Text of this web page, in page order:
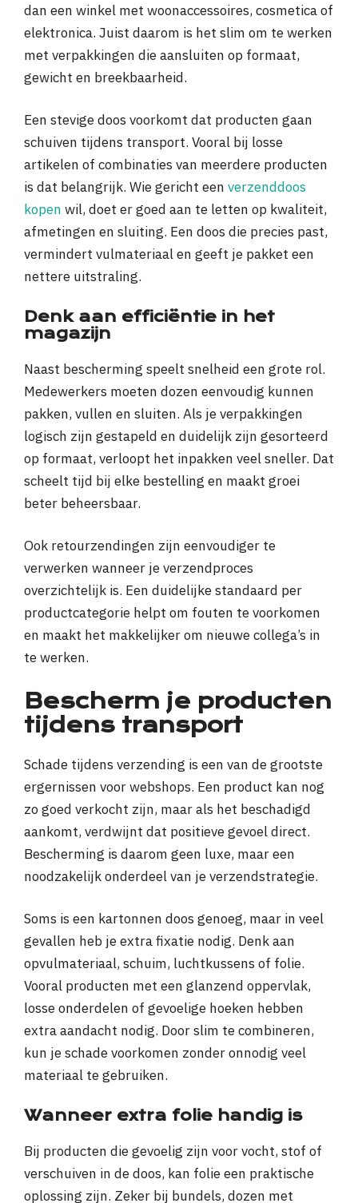
dan een winkel met woonaccessoires, cosmetica of
elektronica. Juist daarom is het slim om te werken
met verpakkingen die aansluiten op formaat,
gewicht en breekbaarheid.
Een stevige doos voorkomt dat producten gaan
schuiven tijdens transport. Vooral bij losse
artikelen of combinaties van meerdere producten
is dat belangrijk. Wie gericht een verzenddoos
kopen wil, doet er goed aan te letten op kwaliteit,
afmetingen en sluiting. Een doos die precies past,
vermindert vulmateriaal en geeft je pakket een
nettere uitstraling.
Denk aan efficiëntie in het
magazijn
Naast bescherming speelt snelheid een grote rol.
Medewerkers moeten dozen eenvoudig kunnen
pakken, vullen en sluiten. Als je verpakkingen
logisch zijn gestapeld en duidelijk zijn gesorteerd
op formaat, verloopt het inpakken veel sneller. Dat
scheelt tijd bij elke bestelling en maakt groei
beter beheersbaar.
Ook retourzendingen zijn eenvoudiger te
verwerken wanneer je verzendproces
overzichtelijk is. Een duidelijke standaard per
productcategorie helpt om fouten te voorkomen
en maakt het makkelijker om nieuwe collega’s in
te werken.
Bescherm je producten
tijdens transport
Schade tijdens verzending is een van de grootste
ergernissen voor webshops. Een product kan nog
zo goed verkocht zijn, maar als het beschadigd
aankomt, verdwijnt dat positieve gevoel direct.
Bescherming is daarom geen luxe, maar een
noodzakelijk onderdeel van je verzendstrategie.
Soms is een kartonnen doos genoeg, maar in veel
gevallen heb je extra fixatie nodig. Denk aan
opvulmateriaal, schuim, luchtkussens of folie.
Vooral producten met een glanzend oppervlak,
losse onderdelen of gevoelige hoeken hebben
extra aandacht nodig. Door slim te combineren,
kun je schade voorkomen zonder onnodig veel
materiaal te gebruiken.
Wanneer extra folie handig is
Bij producten die gevoelig zijn voor vocht, stof of
verschuiven in de doos, kan folie een praktische
oplossing zijn. Zeker bij bundels, dozen met